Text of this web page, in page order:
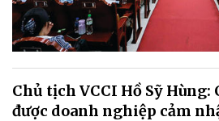
Chủ tịch VCCI Hồ Sỹ Hùng:
được doanh nghiệp cảm